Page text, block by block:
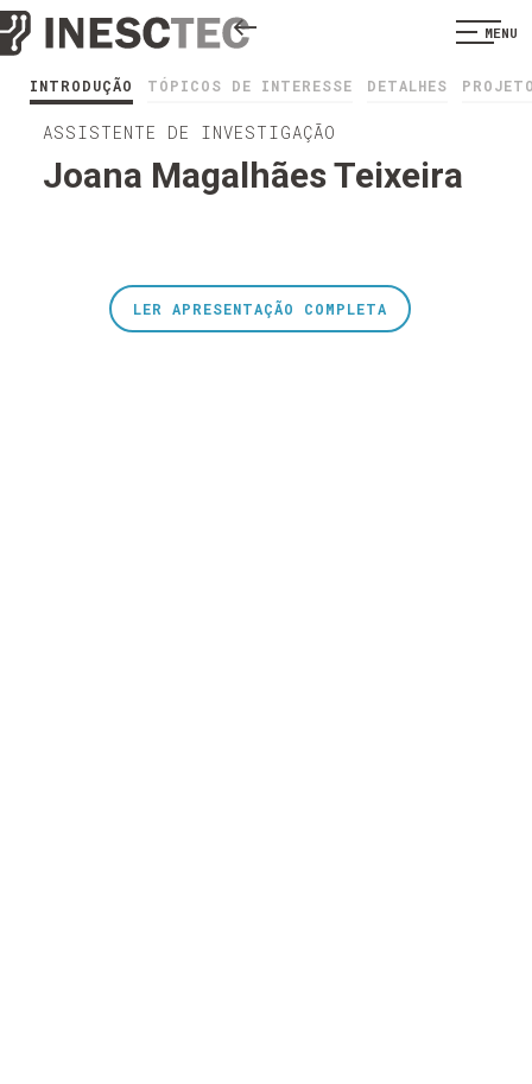
MENU
INTRODUÇÃO TÓPICOS DE INTERESSE DETALHES
ASSISTENTE DE INVESTIGAÇÃO
Joana Magalhães Teixeira
LER APRESENTAÇÃO COMPLETA